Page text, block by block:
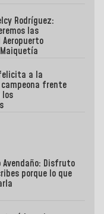
Rodríguez:
las
Aeropuerto
a la
frente
los
Avendaño: Disfruto
porque lo que